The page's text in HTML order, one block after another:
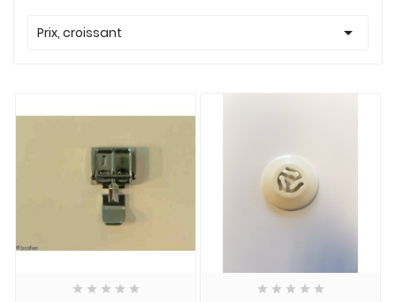
Prix, croissant 
         